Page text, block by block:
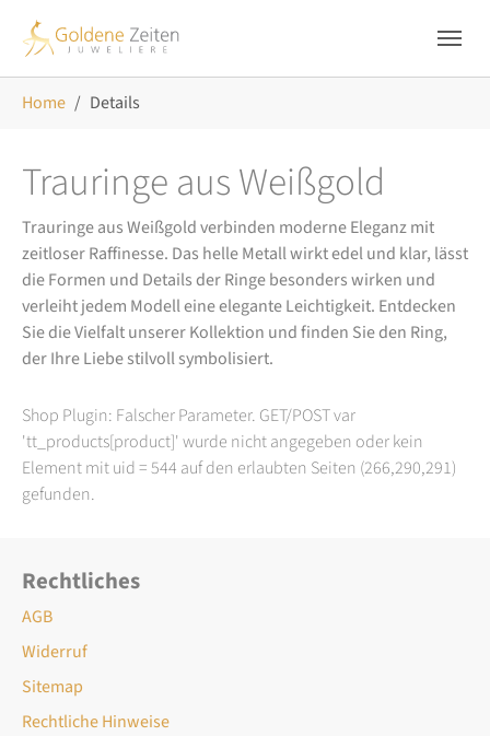
Home Details
Trauringe aus Weißgold
Trauringe aus Weißgold verbinden moderne Eleganz mit
zeitloser Raffinesse. Das helle Metall wirkt edel und klar, lässt
die Formen und Details der Ringe besonders wirken und
verleiht jedem Modell eine elegante Leichtigkeit. Entdecken
Sie die Vielfalt unserer Kollektion und finden Sie den Ring,
der Ihre Liebe stilvoll symbolisiert.
Shop Plugin: Falscher Parameter. GET/POST var
'tt_products[product]' wurde nicht angegeben oder kein
Element mit uid = 544 auf den erlaubten Seiten (266,290,291)
gefunden.
Rechtliches
AGB
Widerruf
Sitemap
Rechtliche Hinweise